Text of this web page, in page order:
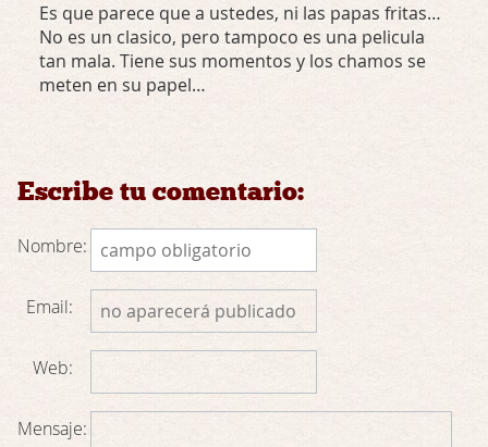
Es que parece que a ustedes, ni las papas fritas…
No es un clasico, pero tampoco es una pelicula
tan mala. Tiene sus momentos y los chamos se
meten en su papel…
Escribe tu comentario:
Nombre:
Email:
Web:
Mensaje: